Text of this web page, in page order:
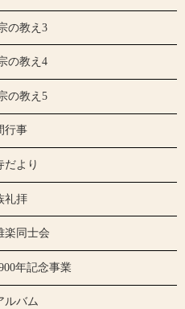
の教え3
の教え4
の教え5
行事
だより
礼拝
楽同士会
年記念事業
ルバム